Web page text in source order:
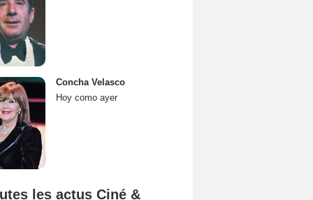
Concha Velasco
Hoy como ayer
les actus Ciné &